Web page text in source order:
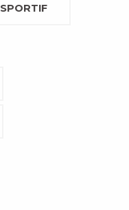
SPORTIF